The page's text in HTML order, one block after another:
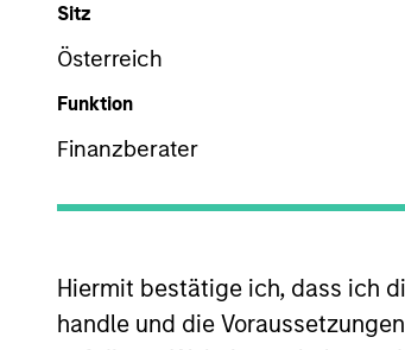
Sitz
Österreich
Funktion
Finanzberater
Hiermit bestätige ich, dass ich
handle und die
Die Wertentwicklung in der
sinken. Alle Performanceangaben
Management.